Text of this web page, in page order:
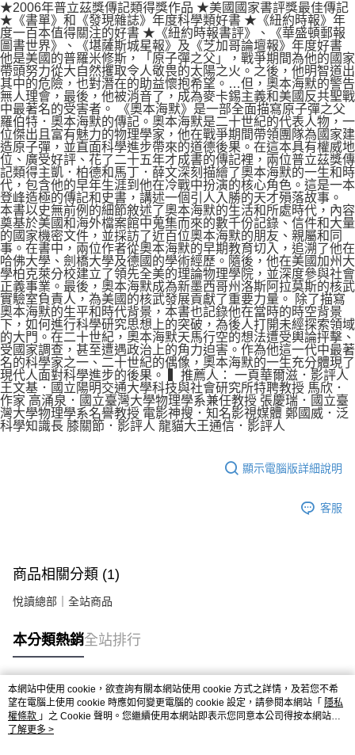
★2006年普立茲獎傳記類得獎作品 ★美國國家書評獎最佳傳記
★《書單》和《發現雜誌》年度科學類好書 ★《紐約時報》年
度一百本值得關注的好書 ★《紐約時報書評》、《華盛頓郵報
圖書世界》、《堪薩斯城星報》及《芝加哥論壇報》年度好書
他是美國的普羅米修斯，「原子彈之父」，戰爭期間為他的國家
帶頭努力從大自然攫取令人敬畏的太陽之火。之後，他明智道出
其中的危險，也對潛在的助益懷抱希望。…但，奧本海默的警告
無人理會，最後，他被消音了，成為麥卡錫主義和美國反共聖戰
中最著名的受害者。 《奧本海默》是一部全面描寫原子彈之父
羅伯特．奧本海默的傳記。奧本海默是二十世紀的代表人物，一
位傑出且富有魅力的物理學家，他在戰爭期間帶領團隊為國家建
造原子彈，並直面科學進步帶來的道德後果。在這本具有權威地
位、廣受好評、花了二十五年才成書的傳記裡，兩位普立茲獎傳
記類得主凱．柏德和馬丁．薛文深刻描繪了奧本海默的一生和時
代，包含他的早年生涯到他在冷戰中扮演的核心角色。這是一本
登峰造極的傳記和史書，講述一個引人入勝的天才殞落故事。
本書以史無前例的細節敘述了奧本海默的生活和所處時代，內容
奠基於美國和海外檔案館中蒐集而來的數千份記錄、信件和大量
的國家機密文件，並採訪了近百位奧本海默的朋友、親屬和同
事。在書中，兩位作者從奧本海默的早期教育切入，追溯了他在
哈佛大學、劍橋大學及德國的學術經歷。隨後，他在美國加州大
學柏克萊分校建立了領先全美的理論物理學院，並深度參與社會
正義事業。最後，奧本海默成為新墨西哥州洛斯阿拉莫斯的核武
實驗室負責人，為美國的核武發展貢獻了重要力量。 除了描寫
奧本海默的生平和時代背景，本書也記錄他在當時的時空背景
下，如何進行科學研究思想上的突破，為後人打開未經探索領域
的大門。在二十世紀，奧本海默天馬行空的想法遭受輿論抨擊、
受國家調查，甚至遭遇政治上的角力迫害。作為他這一代中最著
名的科學家之一、二十世紀的偶像，奧本海默的一生充分體現了
現代人面對科學進步的後果。 ▍推薦人： 一頁華爾滋．影評人
王文基．國立陽明交通大學科技與社會研究所特聘教授 馬欣．
作家 高涌泉．國立臺灣大學物理學系兼任教授 張慶瑞．國立臺
灣大學物理學系名譽教授 電影神搜．知名影視媒體 鄭國威．泛
科學知識長 膝關節．影評人 龍貓大王通信．影評人
顯示電腦版詳細說明
客服
商品相關分類 (1)
悅讀總部｜全站商品
本分類熱銷全站排行
熱門標籤
本網站中使用 cookie，欲查詢有關本網站使用 cookie 方式之詳情，及若您不希
望在電腦上使用 cookie 時應如何變更電腦的 cookie 設定，請參閱本網站「 隱私
權條款 」之 Cookie 聲明。您繼續使用本網站即表示您同意本公司得按本網站使
用條款之 Cookie 聲明使用 cookie。
了解更多 >